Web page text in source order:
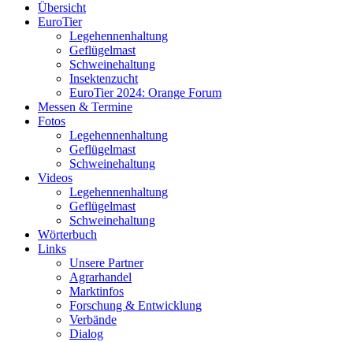
Übersicht
EuroTier
Legehennenhaltung
Geflügelmast
Schweinehaltung
Insektenzucht
EuroTier 2024: Orange Forum
Messen & Termine
Fotos
Legehennenhaltung
Geflügelmast
Schweinehaltung
Videos
Legehennenhaltung
Geflügelmast
Schweinehaltung
Wörterbuch
Links
Unsere Partner
Agrarhandel
Marktinfos
Forschung & Entwicklung
Verbände
Dialog